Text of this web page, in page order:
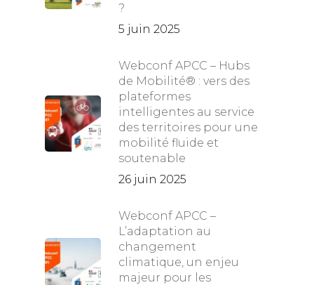
?
5 juin 2025
Webconf APCC – Hubs
de Mobilité® : vers des
plateformes
intelligentes au service
des territoires pour une
mobilité fluide et
soutenable
26 juin 2025
Webconf APCC –
L’adaptation au
changement
climatique, un enjeu
majeur pour les